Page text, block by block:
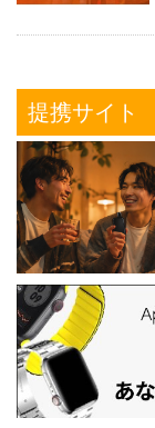
提携サイト